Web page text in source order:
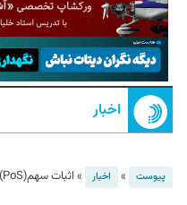
اخبار
پیوست » اخبار » اثبات سهم(PoS) چیست و چه تفاوت با اثبات کار(PoW) دارد؟